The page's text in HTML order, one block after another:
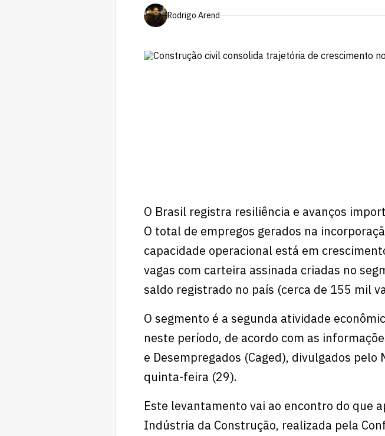
Rodrigo Arend
O Brasil registra resiliência e avanços
O total de empregos gerados na
capacidade operacional está em
vagas com carteira assinada criadas no
saldo registrado no país (cerca de 155 mil
O segmento é a segunda atividade
neste período, de acordo com as
e Desempregados (Caged), divulgados
quinta-feira (29).
Este levantamento vai ao encontro do que
Indústria da Construção, realizada pela